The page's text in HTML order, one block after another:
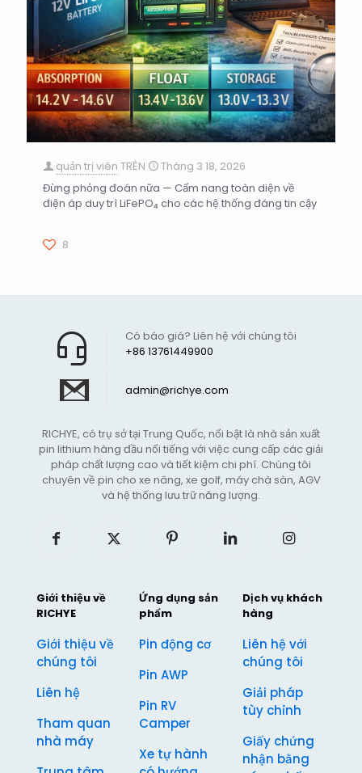
quản trị viên TRÊN
Tháng 3 18, 2026
Đừng phỏng đoán nữa — Cẩm nang toàn diện về
điện áp duy trì LiFePO₄ cho các hệ thống đáng tin cậy
8
+86 13761449900
Có báo giá? Liên hệ với chúng tôi
admin@richye.com
RICHYE, có trụ sở tại Trung Quốc, nổi bật là nhà sản xuất
pin lithium hàng đầu nổi tiếng với việc cung cấp các giải
pháp chất lượng cao và tiết kiệm chi phí. Chúng tôi
chuyên về pin cho xe nâng, xe golf, máy chà sàn, AGV
và hệ thống lưu trữ năng lượng.
Giới thiệu về
RICHYE
Giới thiệu về
chúng tôi
Liên hệ
Tham quan
nhà máy
Ứng dụng sản
phẩm
Pin động cơ
Pin AWP
Pin RV
Camper
Xe tự hành
Dịch vụ khách
hàng
Liên hệ với
chúng tôi
Giải pháp
tùy chỉnh
Giấy chứng
nhận bằng